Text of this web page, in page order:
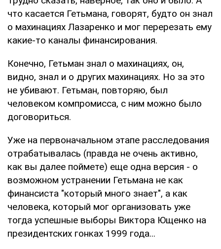
что касается Гетьмана, говорят, будто он знал
о махинациях Лазаренко и мог перерезать ему
какие-то каналы финансирования.
Конечно, Гетьман знал о махинациях, он,
видно, знал и о других махинациях. Но за это
не убивают. Гетьман, повторяю, был
человеком компромисса, с ним можно было
договориться.
Уже на первоначальном этапе расследования
отрабатывалась (правда не очень активно,
как вы далее поймете) еще одна версия - о
возможном устранении Гетьмана не как
финансиста "который много знает", а как
человека, который мог организовать уже
тогда успешные выборы Виктора Ющенко на
президентских гонках 1999 года...